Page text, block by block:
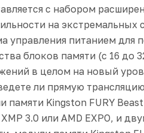
с набором
на экстремальных
питанием для
блоков памяти (с 16 до
в целом на новый
ли прямую
Kingston FURY
3.0 или AMD EXPO, и